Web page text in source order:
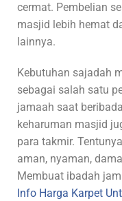
cermat. Pembelian
masjid lebih hemat
lainnya.
Kebutuhan sajadah
sebagai salah satu
jamaah saat
keharuman masjid
para takmir.
aman, nyaman,
Membuat ibadah
Info Harga Karpet